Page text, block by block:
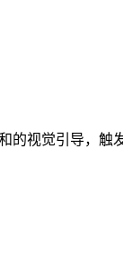
的视觉引导，触